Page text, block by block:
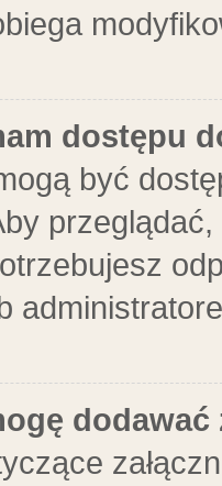
dostępu
być
dodawać